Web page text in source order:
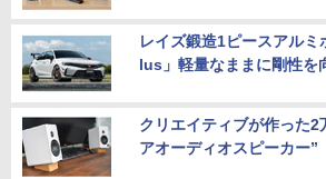
レイズ鍛造1ピースアル
lus」軽量なままに剛性を
クリエイティブが作った2
アオーディオスピーカー”